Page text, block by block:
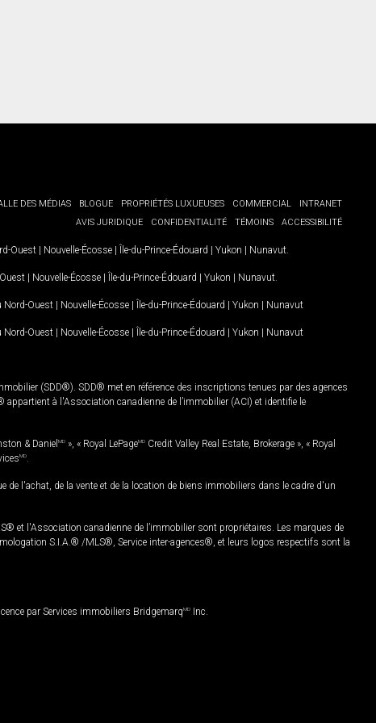
DES MÉDIAS BLOGUE PROPRIÉTÉS LUXUEUSES COMMERCIAL
INTRANET
AVIS JURIDIQUE
CONFIDENTIALITÉ TÉMOINS ACCESSIBILITÉ
Ouest | Nouvelle-Écosse | Île-du-Prince-Édouard | Yukon | Nunavut
| Nouvelle-Écosse | Île-du-Prince-Édouard | Yukon | Nunavut
Nord-Ouest | Nouvelle-Écosse | Île-du-Prince-Édouard | Yukon | Nunavut
Nord-Ouest | Nouvelle-Écosse | Île-du-Prince-Édouard | Yukon | Nunavut
(SDD®). SDD® met en référence des inscriptions tenues par des agences
à l'Association canadienne de l’immobilier (ACI) et identifie le
& Daniel MD », « Royal LePageMD Credit Valley Real Estate, Brokerage », « Royal
MD
l'achat, de la vente et de la location de biens immobiliers dans le cadre d'un
et l'Association canadienne de l’immobilier sont propriétaires. Les marques de
S.I.A.® /MLS®, Service inter-agences®, et leurs logos respectifs sont la
par Services immobiliers BridgemarqMD Inc.